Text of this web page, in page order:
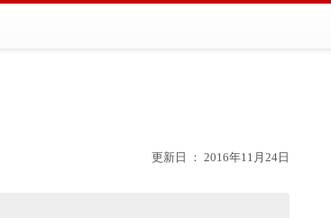
更新日 ： 2016年11月24日